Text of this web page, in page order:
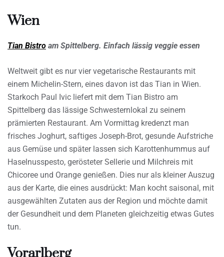
Wien
Tian Bistro am Spittelberg. Einfach lässig veggie essen
Weltweit gibt es nur vier vegetarische Restaurants mit
einem Michelin-Stern, eines davon ist das Tian in Wien.
Starkoch Paul Ivic liefert mit dem Tian Bistro am
Spittelberg das lässige Schwesternlokal zu seinem
prämierten Restaurant. Am Vormittag kredenzt man
frisches Joghurt, saftiges Joseph-Brot, gesunde Aufstriche
aus Gemüse und später lassen sich Karottenhummus auf
Haselnusspesto, gerösteter Sellerie und Milchreis mit
Chicoree und Orange genießen. Dies nur als kleiner Auszug
aus der Karte, die eines ausdrückt: Man kocht saisonal, mit
ausgewählten Zutaten aus der Region und möchte damit
der Gesundheit und dem Planeten gleichzeitig etwas Gutes
tun.
Vorarlberg